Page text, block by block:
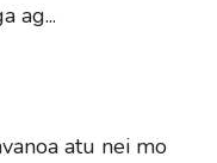
ag...
atu nei mo